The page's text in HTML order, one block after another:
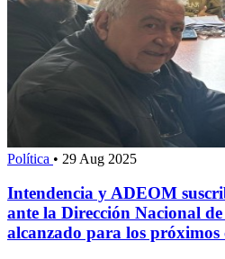
Política • 29 Aug 2025
Intendencia y ADEOM
ante la Dirección Nacional
alcanzado para los próximos